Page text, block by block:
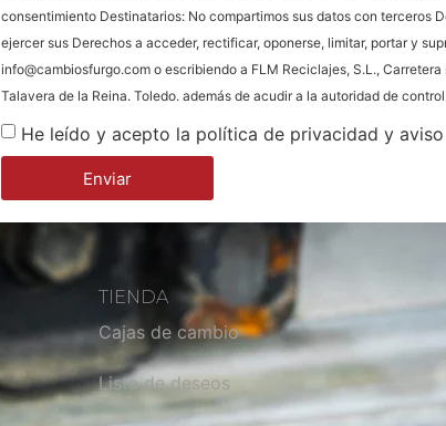
consentimiento Destinatarios: No compartimos sus datos con terceros
ejercer sus Derechos a acceder, rectificar, oponerse, limitar, portar y
info@cambiosfurgo.com o escribiendo a FLM Reciclajes, S.L.,
Talavera de la Reina. Toledo. además de acudir a la autoridad de
He leído y acepto la política de privacidad y
Enviar
TIENDA
Cajas de cambio
Lista de deseos